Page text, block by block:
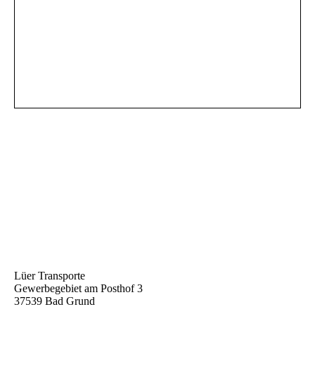
Lüer Transporte
Gewerbegebiet am Posthof 3
37539 Bad Grund